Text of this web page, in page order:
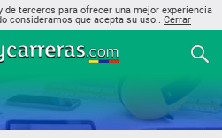
terceros para ofrecer una mejor experiencia
consideramos que acepta su uso.. Cerrar